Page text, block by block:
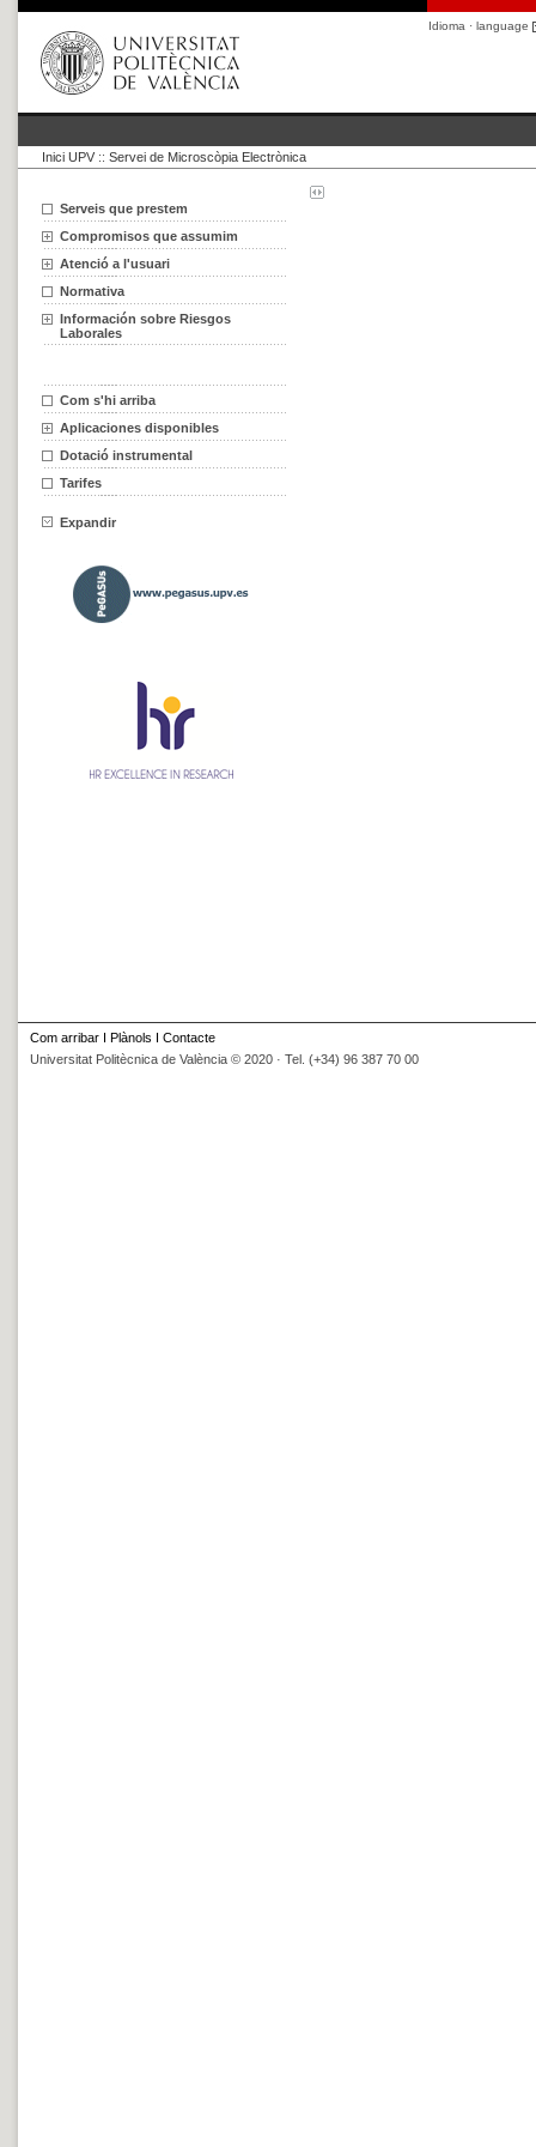
Idioma · language
Inici UPV :: Servei de Microscòpia Electrònica
Serveis que prestem
Compromisos que assumim
Atenció a l'usuari
Normativa
Información sobre Riesgos
Laborales
Com s'hi arriba
Aplicaciones disponibles
Dotació instrumental
Tarifes
Expandir
Com arribar I Plànols I Contacte
Universitat Politècnica de València © 2020 · Tel. (+34) 96 387 70 00